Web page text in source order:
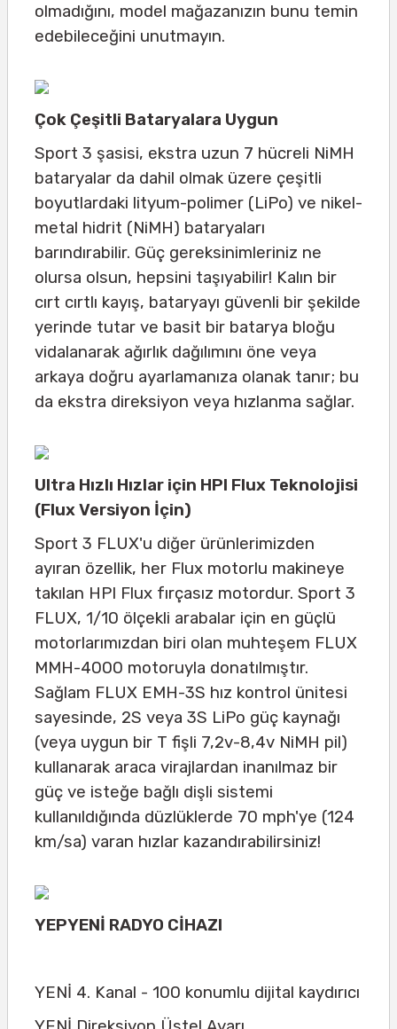
olmadığını, model mağazanızın bunu temin
edebileceğini unutmayın.
Çok Çeşitli Bataryalara Uygun
Sport 3 şasisi, ekstra uzun 7 hücreli NiMH
bataryalar da dahil olmak üzere çeşitli
boyutlardaki lityum-polimer (LiPo) ve nikel-
metal hidrit (NiMH) bataryaları
barındırabilir. Güç gereksinimleriniz ne
olursa olsun, hepsini taşıyabilir! Kalın bir
cırt cırtlı kayış, bataryayı güvenli bir şekilde
yerinde tutar ve basit bir batarya bloğu
vidalanarak ağırlık dağılımını öne veya
arkaya doğru ayarlamanıza olanak tanır; bu
da ekstra direksiyon veya hızlanma sağlar.
Ultra Hızlı Hızlar için HPI Flux Teknolojisi
(Flux Versiyon İçin)
Sport 3 FLUX'u diğer ürünlerimizden
ayıran özellik, her Flux motorlu makineye
takılan HPI Flux fırçasız motordur. Sport 3
FLUX, 1/10 ölçekli arabalar için en güçlü
motorlarımızdan biri olan muhteşem FLUX
MMH-4000 motoruyla donatılmıştır.
Sağlam FLUX EMH-3S hız kontrol ünitesi
sayesinde, 2S veya 3S LiPo güç kaynağı
(veya uygun bir T fişli 7,2v-8,4v NiMH pil)
kullanarak araca virajlardan inanılmaz bir
güç ve isteğe bağlı dişli sistemi
kullanıldığında düzlüklerde 70 mph'ye (124
km/sa) varan hızlar kazandırabilirsiniz!
YEPYENİ RADYO CİHAZI
YENİ 4. Kanal - 100 konumlu dijital kaydırıcı